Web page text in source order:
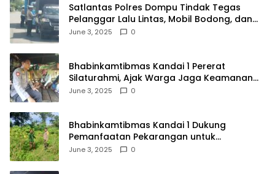
Satlantas Polres Dompu Tindak Tegas
Pelanggar Lalu Lintas, Mobil Bodong, dan
Kendaraan Tak Bayar Pajak
June 3, 2025 0
Bhabinkamtibmas Kandai 1 Pererat
Silaturahmi, Ajak Warga Jaga Keamanan
Lingkungan
June 3, 2025 0
Bhabinkamtibmas Kandai 1 Dukung
Pemanfaatan Pekarangan untuk
Ketahanan Pangan Menuju Indonesia Emas
June 3, 2025 0